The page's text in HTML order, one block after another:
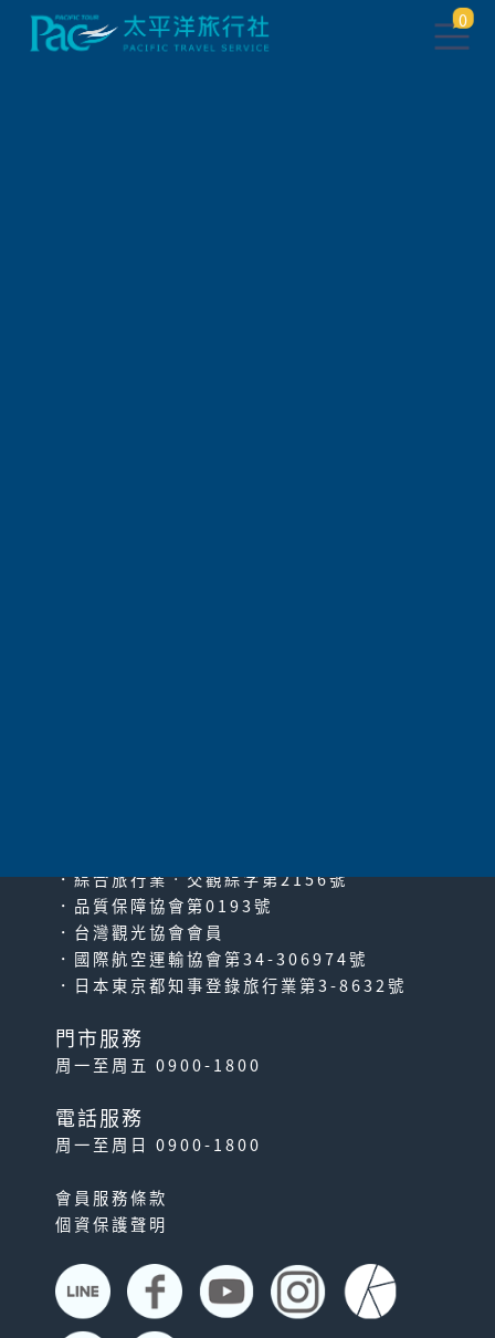
0
．綜合旅行業‧交觀綜字第2156號
．品質保障協會第0193號
．台灣觀光協會會員
．國際航空運輸協會第34-306974號
．日本東京都知事登錄旅行業第3-8632號
門市服務
周一至周五 0900-1800
電話服務
周一至周日 0900-1800
會員服務條款
個資保護聲明